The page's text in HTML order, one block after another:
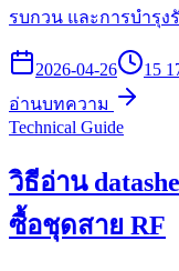
รบกวน และการบำรุง
2026-04-26
15
อ่านบทความ
Technical Guide
วิธีอ่าน
ซื้อชุดสาย RF